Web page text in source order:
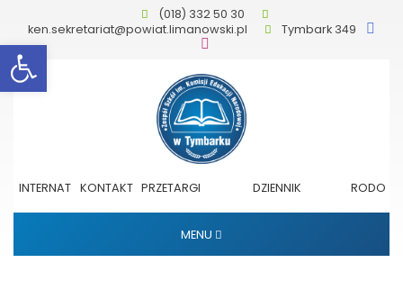
Otwórz pasek narzędzi
(018) 332 50 30
ken.sekretariat@powiat.limanowski.pl
Tymbark 349
INTERNAT KONTAKT PRZETARGI
DZIENNIK
RODO
MENU